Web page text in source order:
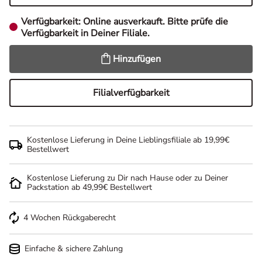
Verfügbarkeit: Online ausverkauft. Bitte prüfe die
Verfügbarkeit in Deiner Filiale.
Hinzufügen
Filialverfügbarkeit
Kostenlose Lieferung in Deine Lieblingsfiliale ab 19,99€
Bestellwert
Kostenlose Lieferung zu Dir nach Hause oder zu Deiner
Packstation ab 49,99€ Bestellwert
4 Wochen Rückgaberecht
Einfache & sichere Zahlung